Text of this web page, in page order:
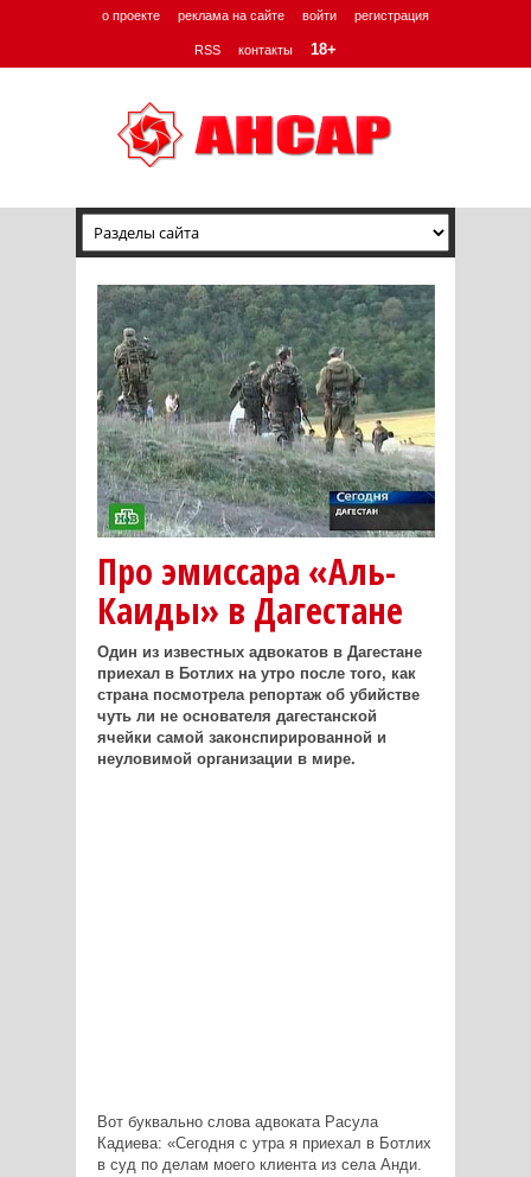
о проекте реклама на сайте войти регистрация
RSS контакты 18+
Про эмиссара «Аль-
Каиды» в Дагестане
Один из известных адвокатов в Дагестане
приехал в Ботлих на утро после того, как
страна посмотрела репортаж об убийстве
чуть ли не основателя дагестанской
ячейки самой законспирированной и
неуловимой организации в мире.
Вот буквально слова адвоката Расула
Кадиева: «Сегодня с утра я приехал в Ботлих
в суд по делам моего клиента из села Анди.